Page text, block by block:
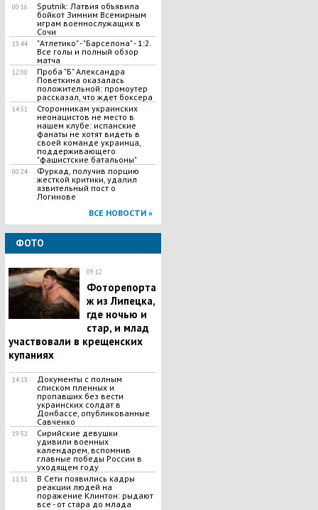
00:16
Sputnik: Латвия объявила
бойкот Зимним Всемирным
играм военнослужащих в
Сочи
13:44
"Атлетико" - "Барселона" - 1:2.
Все голы и полный обзор
матча
12:00
Проба "Б" Александра
Поветкина оказалась
положительной: промоутер
рассказал, что ждет боксера
14:51
Сторонникам украинских
неонацистов не место в
нашем клубе: испанские
фанаты не хотят видеть в
своей команде украинца,
поддерживающего
"фашистские батальоны"
00:24
Фуркад, получив порцию
жесткой критики, удалил
язвительный пост о
Логинове
ВСЕ НОВОСТИ »
ФОТО
09:12
Фоторепорта
ж из Липецка,
где ночью и
стар, и млад
участвовали в крещенских
купаниях
14:13
Документы с полным
списком пленных и
пропавших без вести
украинских солдат в
Донбассе, опубликованные
Савченко
19:52
Сирийские девушки
удивили военных
календарем, вспомнив
главные победы России в
уходящем году
11:51
В Сети появились кадры
реакции людей на
поражение Клинтон: рыдают
все - от стара до млада